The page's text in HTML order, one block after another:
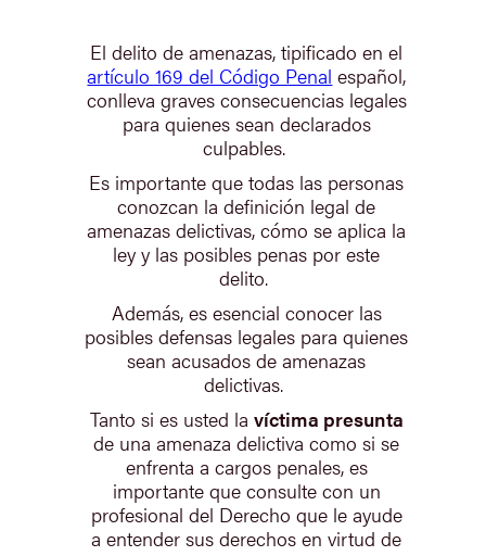
El delito de amenazas, tipificado en el
artículo 169 del Código Penal español,
conlleva graves consecuencias legales
para quienes sean declarados
culpables.
Es importante que todas las personas
conozcan la definición legal de
amenazas delictivas, cómo se aplica la
ley y las posibles penas por este
delito.
Además, es esencial conocer las
posibles defensas legales para quienes
sean acusados de amenazas
delictivas.
Tanto si es usted la víctima presunta
de una amenaza delictiva como si se
enfrenta a cargos penales, es
importante que consulte con un
profesional del Derecho que le ayude
a entender sus derechos en virtud de